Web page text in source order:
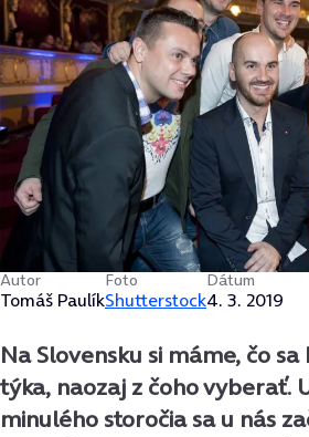
Autor
Tomáš Paulík
Foto
Shutterstock
Dátum
4. 3. 2019
Na Slovensku si máme, čo
týka, naozaj z čoho vyberať.
minulého storočia sa u nás